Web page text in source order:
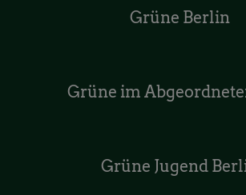
Grüne Berlin
Grüne im
Grüne Jugend